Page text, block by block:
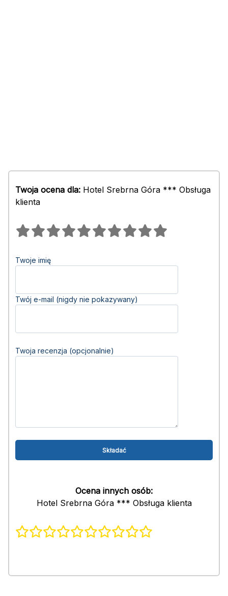
Twoja ocena dla: Hotel Srebrna Góra *** Obsługa
klienta
Twoje imię
Twój e-mail (nigdy nie pokazywany)
Twoja recenzja (opcjonalnie)
Ocena innych osób:
Hotel Srebrna Góra *** Obsługa klienta